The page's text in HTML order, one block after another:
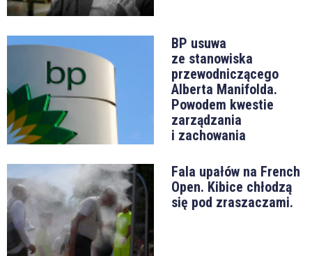
BP usuwa
ze stanowiska
przewodniczącego
Alberta Manifolda.
Powodem kwestie
zarządzania
i zachowania
Fala upałów na French
Open. Kibice chłodzą
się pod zraszaczami.